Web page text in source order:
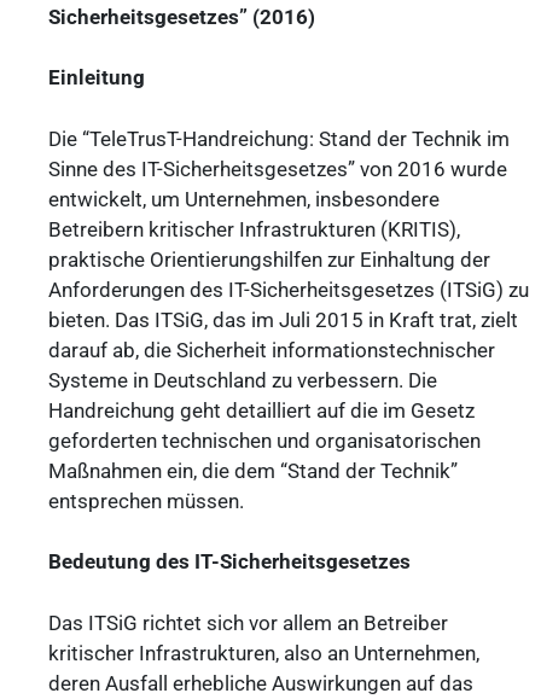
Sicherheitsgesetzes” (2016)
Einleitung
Die “TeleTrusT-Handreichung: Stand der Technik im
Sinne des IT-Sicherheitsgesetzes” von 2016 wurde
entwickelt, um Unternehmen, insbesondere
Betreibern kritischer Infrastrukturen (KRITIS),
praktische Orientierungshilfen zur Einhaltung der
Anforderungen des IT-Sicherheitsgesetzes (ITSiG) zu
bieten. Das ITSiG, das im Juli 2015 in Kraft trat, zielt
darauf ab, die Sicherheit informationstechnischer
Systeme in Deutschland zu verbessern. Die
Handreichung geht detailliert auf die im Gesetz
geforderten technischen und organisatorischen
Maßnahmen ein, die dem “Stand der Technik”
entsprechen müssen.
Bedeutung des IT-Sicherheitsgesetzes
Das ITSiG richtet sich vor allem an Betreiber
kritischer Infrastrukturen, also an Unternehmen,
deren Ausfall erhebliche Auswirkungen auf das